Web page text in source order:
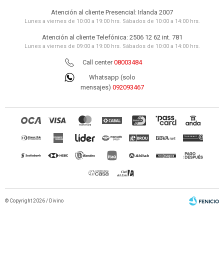
Atención al cliente Presencial: Irlanda 2007
Lunes a viernes de 10:00 a 19:00 hrs. Sábados de 10:00 a 14:00 hrs.
Atención al cliente Telefónica: 2506 12 62 int. 781
Lunes a viernes de 09:00 a 19:00 hrs. Sábados de 10:00 a 14:00 hrs.
Call center08003484
Whatsapp (solo
mensajes) 092093467
© Copyright 2026 / Divino